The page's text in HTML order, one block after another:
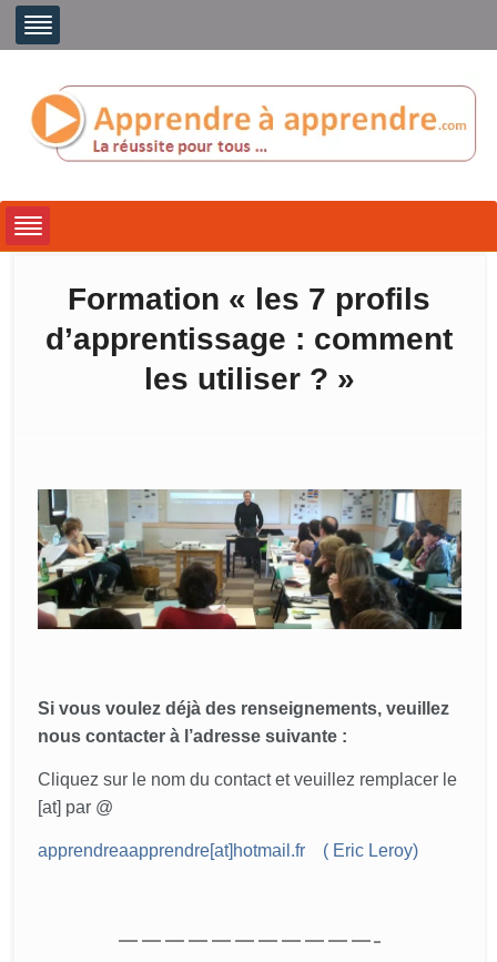
Formation « les 7 profils
d’apprentissage : comment
les utiliser ? »
Si vous voulez déjà des renseignements, veuillez
nous contacter à l’adresse suivante :
Cliquez sur le nom du contactet veuillez remplacer le
[at] par @
apprendreaapprendre[at]hotmail.fr ( Eric Leroy)
———————————-